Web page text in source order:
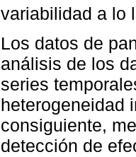
variabilidad a lo
Los datos de
análisis de los
series
heterogeneidad
consiguiente,
detección de